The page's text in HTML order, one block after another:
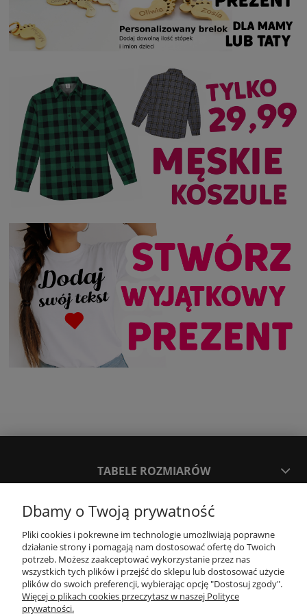
TABELE ROZMIARÓW
SPOSOBY PŁATNOŚCI ORAZ CZAS I KOSZTY DOSTAWY
KONTAKT
WYMIANA / ZWROTY / REKLAMACJE
Dbamy o Twoją prywatność
Pliki cookies i pokrewne im technologie umożliwiają poprawne
działanie strony i pomagają nam dostosować ofertę do Twoich
potrzeb. Możesz zaakceptować wykorzystanie przez nas
wszystkich tych plików i przejść do sklepu lub dostosować użycie
plików do swoich preferencji, wybierając opcję "Dostosuj zgody".
Więcej o plikach cookies przeczytasz w naszej Polityce
prywatności.